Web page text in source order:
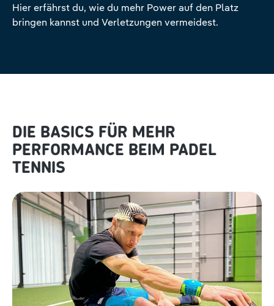
Hier erfährst du, wie du mehr Power auf den Platz
bringen kannst und Verletzungen vermeidest.
DIE BASICS FÜR MEHR
PERFORMANCE BEIM PADEL
TENNIS